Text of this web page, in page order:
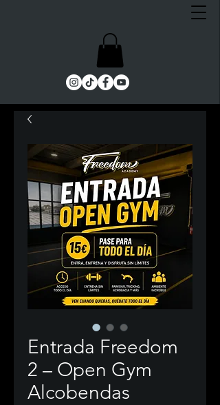
Entrada Freedom
2 – Open Gym
Alcobendas